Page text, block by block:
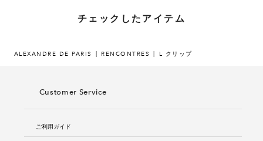
チェックしたアイテム
ALEXANDRE DE PARIS RENCONTRES L クリップ
Customer Service
ご利用ガイド